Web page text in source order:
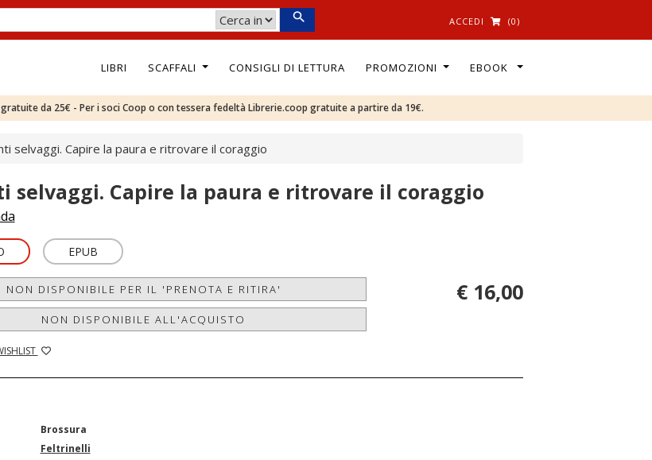
ACCEDI (0)
LIBRI SCAFFALI CONSIGLI DI LETTURA PROMOZIONI EBOOK
da 25€ - Per i soci Coop o con tessera fedeltà Librerie.coop gratuite a partire da 19€.
selvaggi. Capire la paura e ritrovare il coraggio
selvaggi. Capire la paura e ritrovare il coraggio
EPUB
NON DISPONIBILE PER IL 'PRENOTA E RITIRA'
NON DISPONIBILE ALL'ACQUISTO
€ 16,00
Brossura
Feltrinelli